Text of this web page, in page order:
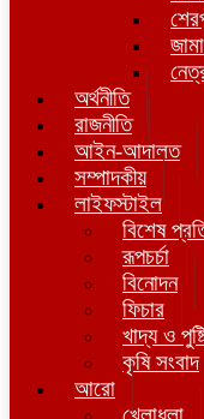
অর্থনীতি
রাজনীতি
আইন-আদালত
সম্পাদকীয়
লাইফস্টাইল
বিশেষ
রূপচর্চা
বিনোদন
ফিচার
খাদ্য ও
কৃষি সংবাদ
আরো